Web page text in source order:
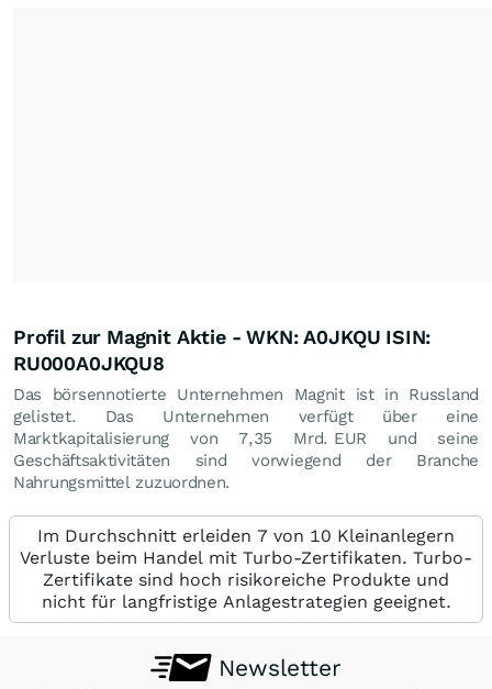
Profil zur Magnit Aktie - WKN: A0JKQU ISIN:
RU000A0JKQU8
Das börsennotierte Unternehmen Magnit ist in Russland
gelistet. Das Unternehmen verfügt über eine
Marktkapitalisierung von 7,35 Mrd. EUR und seine
Geschäftsaktivitäten sind vorwiegend der Branche
Nahrungsmittel zuzuordnen.
Im Durchschnitt erleiden 7 von 10 Kleinanlegern
Verluste beim Handel mit Turbo-Zertifikaten. Turbo-
Zertifikate sind hoch risikoreiche Produkte und
nicht für langfristige Anlagestrategien geeignet.
Newsletter